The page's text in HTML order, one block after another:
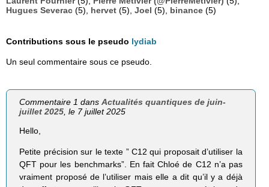
Hugues Severac (5), hervet (5), Joel (5), binance (5)
Contributions sous le pseudo lydiab
Un seul commentaire sous ce pseudo.
Commentaire 1 dansActualités quantiques de juin-
juillet 2025, le 7 juillet 2025
Hello,
Petite précision sur le texte ” C12 qui proposait d’utiliser la
QFT pour les benchmarks”. En fait Chloé de C12 n’a pas
vraiment proposé de l’utiliser mais elle a dit qu’il y a déjà